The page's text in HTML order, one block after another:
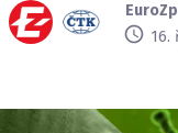
16.